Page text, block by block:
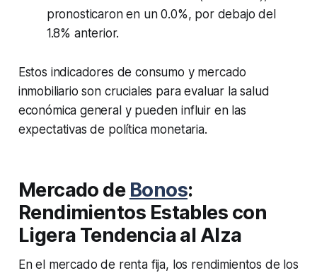
pronosticaron en un 0.0%, por debajo del
1.8% anterior.
Estos indicadores de consumo y mercado
inmobiliario son cruciales para evaluar la salud
económica general y pueden influir en las
expectativas de política monetaria.
Mercado de Bonos:
Rendimientos Estables con
Ligera Tendencia al Alza
En el mercado de renta fija, los rendimientos de los